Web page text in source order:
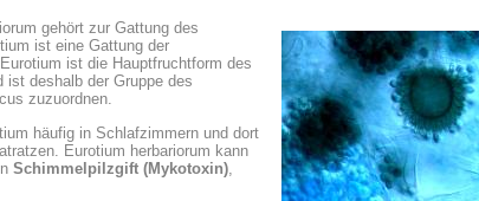
gehört zur Gattung des
ist eine Gattung der
ist die Hauptfruchtform des
ist deshalb der Gruppe des
zuzuordnen.
häufig in Schlafzimmern und dort
Eurotium herbariorum kann
Schimmelpilzgift (Mykotoxin)